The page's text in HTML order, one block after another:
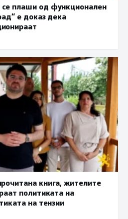
плаши од функционален
е доказ дека
книга, жителите
политиката на
на тензии